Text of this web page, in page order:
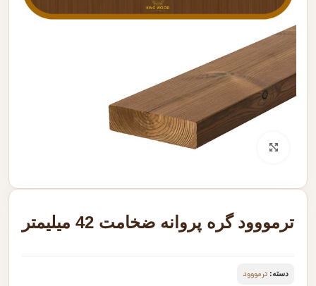
بزرگنمایی تصویر
ترمووود گره پروانه ضخامت 42 میلیمتر
دسته: ترمووود